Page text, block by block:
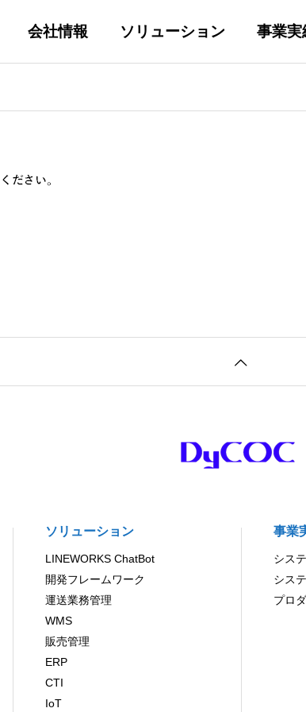
会社情報 ソリューション 事業実
ソリューション
LINEWORKS ChatBot
開発フレームワーク
運送業務管理
WMS
販売管理
ERP
CTI
IoT
事業
シス
シス
プロ